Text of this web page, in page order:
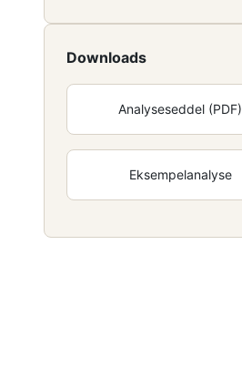
Downloads
Analyseseddel (PDF)
Eksempelanalyse